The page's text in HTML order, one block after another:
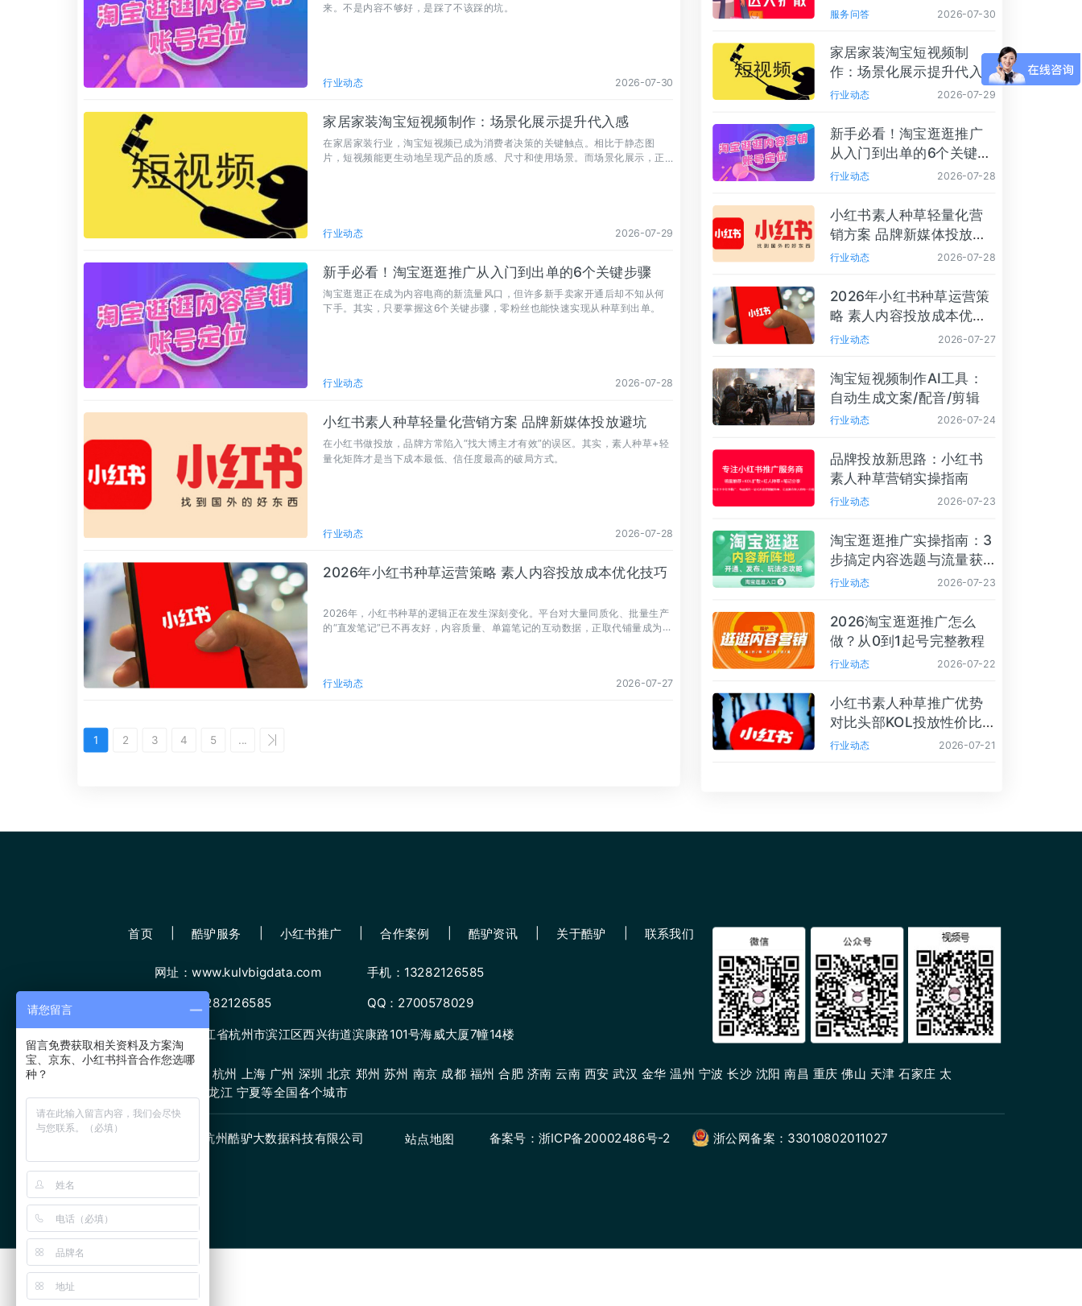
服务问答 2026-07-30
家居家装淘宝短视频制
作：场景化展示提升代入
感
行业动态 2026-07-29
新手必看！淘宝逛逛推广
从入门到出单的6个关键步
骤
行业动态 2026-07-28
小红书素人种草轻量化营
销方案 品牌新媒体投放避
坑
行业动态 2026-07-28
2026年小红书种草运营策
略 素人内容投放成本优化
技巧
行业动态 2026-07-27
淘宝短视频制作AI工具：
自动生成文案/配音/剪辑
行业动态 2026-07-24
品牌投放新思路：小红书
素人种草营销实操指南
行业动态 2026-07-23
淘宝逛逛推广实操指南：3
步搞定内容选题与流量获
取
行业动态 2026-07-23
2026淘宝逛逛推广怎么
做？从0到1起号完整教程
行业动态 2026-07-22
小红书素人种草推广优势
对比头部KOL投放性价比
分析
行业动态 2026-07-21
来。不是内容不够好，是踩了不该踩的坑。
行业动态 2026-07-30
家居家装淘宝短视频制作：场景化展示提升代入感
在家居家装行业，淘宝短视频已成为消费者决策的关键触点。相比于静态图
片，短视频能更生动地呈现产品的质感、尺寸和使用场景。而场景化展示，正
行业动态 2026-07-29
新手必看！淘宝逛逛推广从入门到出单的6个关键步骤
淘宝逛逛正在成为内容电商的新流量风口，但许多新手卖家开通后却不知从何
下手。其实，只要掌握这6个关键步骤，零粉丝也能快速实现从种草到出单。
行业动态 2026-07-28
小红书素人种草轻量化营销方案 品牌新媒体投放避坑
在小红书做投放，品牌方常陷入“找大博主才有效”的误区。其实，素人种草+轻
量化矩阵才是当下成本最低、信任度最高的破局方式。
行业动态 2026-07-28
2026年小红书种草运营策略 素人内容投放成本优化技巧
2026年，小红书种草的逻辑正在发生深刻变化。平台对大量同质化、批量生产
的“直发笔记”已不再友好，内容质量、单篇笔记的互动数据，正取代铺量成为新
行业动态 2026-07-27
1 2 3 4 5 ...
网址：www.kulvbigdata.com
微信：13282126585
地址：浙江省杭州市滨江区西兴街道滨康路101号海威大厦7幢14楼
服务城市：杭州 上海 广州 深圳 北京 郑州 苏州 南京 成都 福州 合肥 济南 云南 西安 武汉 金华 温州 宁波 长沙 沈阳 南昌 重庆 佛山 天津 石家庄 太
原 甘肃 黑龙江 宁夏等全国各个城市
版权所有:杭州酷驴大数据科技有限公司
手机：13282126585
QQ：2700578029
站点地图
首页 酷驴服务 小红书推广 合作案例 酷驴资讯 关于酷驴 联系我们
备案号：浙ICP备20002486号-2 浙公网备案：33010802011027
请您留言
留言免费获取相关资料及方案淘
宝、京东、小红书抖音合作您选哪
种？